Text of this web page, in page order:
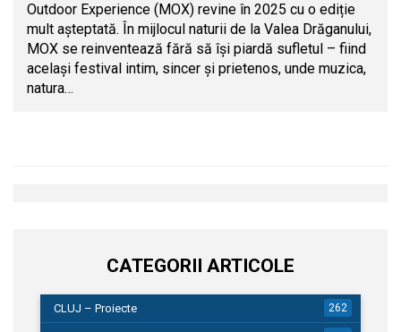
Outdoor Experience (MOX) revine în 2025 cu o ediție
mult așteptată. În mijlocul naturii de la Valea Drăganului,
MOX se reinventează fără să își piardă sufletul – fiind
același festival intim, sincer și prietenos, unde muzica,
natura…
CATEGORII ARTICOLE
CLUJ – Proiecte 262